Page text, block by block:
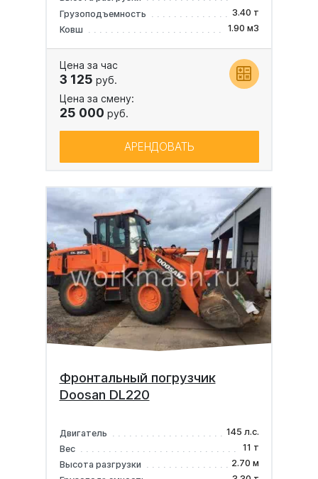
Грузоподъемность
3.40 т
Ковш
1.90 м3
Цена за час
3 125 руб.
Цена за смену:
25 000 руб.
АРЕНДОВАТЬ
Фронтальный погрузчик
Doosan DL220
Двигатель
145 л.с.
Вес
11 т
Высота разгрузки
2.70 м